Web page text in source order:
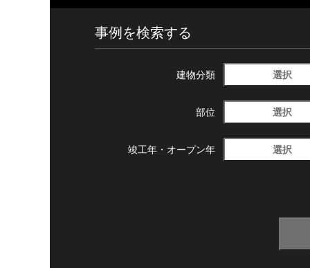
事例を検索する
建物分類 選択
部位 選択
竣工年・ オープン年 選択